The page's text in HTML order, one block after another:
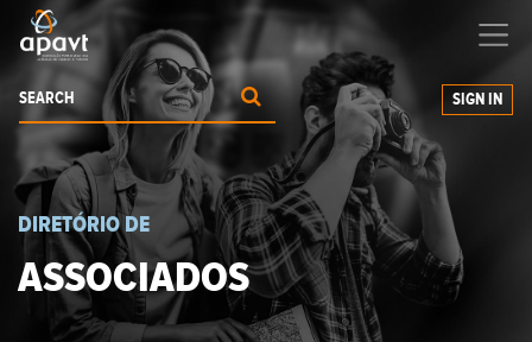
grow your business
SIGN IN
DIRETÓRIO DE
ASSOCIADOS